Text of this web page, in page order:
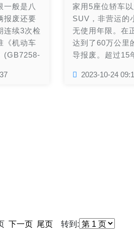
一般是八
报废还要
连续3次检
《机动车
(GB7258-
办理注
家用5座位轿车
SUV，非营运的
无使用年限。在
达到了60万公里
导报废。超过15
制报废...
2023-10-24
下一页 尾页 转到: